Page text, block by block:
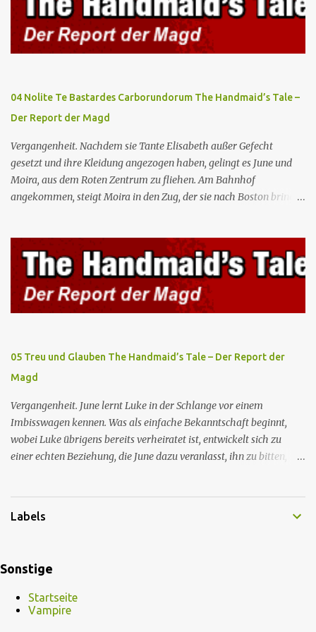
Waterfords beherbergen eine Delegation aus Mexiko, um ein für
Gilead lebenswichtiges Handelsabkommen zu unterzeichnen.
Botschafterin Castillo konfrontiert Serena mit ihrem Buch „Der
Platz einer Frau”, das als Manifest von Gilead gilt und einen
oberstes Gut die Fortpflanzung ist. June und andere Mägde werden
wo Serena stolz die „Kinder von Gilead” vorstellt. June nutzt die
Gelegenheit, mit Castillo unter vier Augen zu sprechen, ...
04 Nolite Te Bastardes Carborundorum The Handmaid’s Tale –
Der Report der Magd
Vergangenheit. Nachdem sie Tante Elisabeth außer Gefecht
gesetzt und ihre Kleidung angezogen haben, gelingt es June und
Moira, aus dem Roten Zentrum zu fliehen. Am Bahnhof
angekommen, steigt Moira in den Zug, der sie nach Boston bringen
Elisabeth sie mit der Peitsche bestraft. Gegenwart. June ist seit
dreizehn Tagen in ihrem Zimmer eingesperrt und entdeckt im
Kleiderschrank die Inschrift „Nolite te bastardes carborundorum”,
die wahrscheinlich von der Magd Difred hinterlassen wurde, die
vor ihr dort war. In Erwartung der Zeremonie bringt Serena June
Fred unfruchtbar ist und nur sie für eine ausbleibende
Schwangerschaft verantwortlich gemacht würde. June lehnt ab,
auch wenn dies das Scheitern der Zeremonie bedeutet. Während
des versprochenen Scrabble-Spiels fragt June Fred nach der
Bedeutung des lat...
05 Treu und Glauben The Handmaid’s Tale – Der Report der
Magd
Vergangenheit. June lernt Luke in der Schlange vor einem
Imbisswagen kennen. Was als einfache Bekanntschaft beginnt,
wobei Luke übrigens bereits verheiratet ist, entwickelt sich zu
einer echten Beziehung, die June dazu veranlasst, ihn zu bitten,
aus dem Exil zurückgekehrt ist und nun die Magd Distephen ist.
wissen. June wirft dem Kommandanten vor, sie während des
Geschlechtsverkehrs unangemessen berührt zu haben, woraufhin
er ihr antwortet, dass auch sie Mitgefühl empfinden, so sehr, dass
Labels
Sonstige
Startseite
Vampire